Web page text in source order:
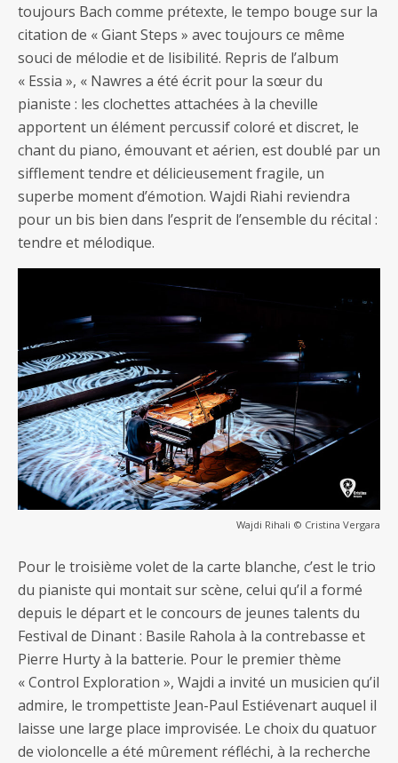
toujours Bach comme prétexte, le tempo bouge sur la
citation de « Giant Steps » avec toujours ce même
souci de mélodie et de lisibilité. Repris de l’album
« Essia », « Nawres a été écrit pour la sœur du
pianiste : les clochettes attachées à la cheville
apportent un élément percussif coloré et discret, le
chant du piano, émouvant et aérien, est doublé par un
sifflement tendre et délicieusement fragile, un
superbe moment d’émotion. Wajdi Riahi reviendra
pour un bis bien dans l’esprit de l’ensemble du récital :
tendre et mélodique.
Wajdi Rihali © Cristina Vergara
Pour le troisième volet de la carte blanche, c’est le trio
du pianiste qui montait sur scène, celui qu’il a formé
depuis le départ et le concours de jeunes talents du
Festival de Dinant : Basile Rahola à la contrebasse et
Pierre Hurty à la batterie. Pour le premier thème
« Control Exploration », Wajdi a invité un musicien qu’il
admire, le trompettiste Jean-Paul Estiévenart auquel il
laisse une large place improvisée. Le choix du quatuor
de violoncelle a été mûrement réfléchi, à la recherche